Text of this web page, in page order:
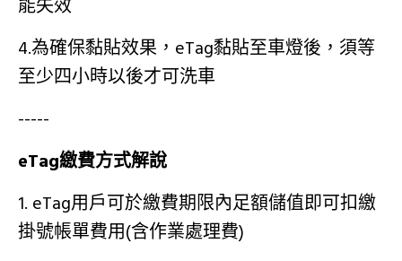
能失效
4.為確保黏貼效果，eTag黏貼至車燈後，須等
至少四小時以後才可洗車
-----
eTag繳費方式解說
​1. eTag用戶可於繳費期限內足額儲值即可扣繳
掛號帳單費用(含作業處理費)